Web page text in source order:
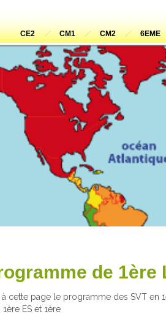
CE2 CM1 CM2 6EME
de 1ère
à cette page le programme des SVT en
ES et 1ère